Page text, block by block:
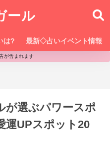
ール
は? 最新◇占いイベント情報
が含まれます
が選ぶパワースポ
運UPスポット20